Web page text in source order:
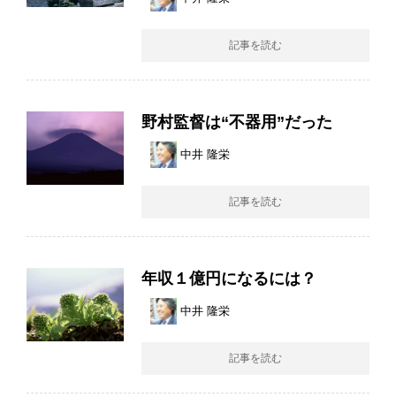
記事を読む
野村監督は“不器用”だった
中井 隆栄
記事を読む
年収１億円になるには？
中井 隆栄
記事を読む